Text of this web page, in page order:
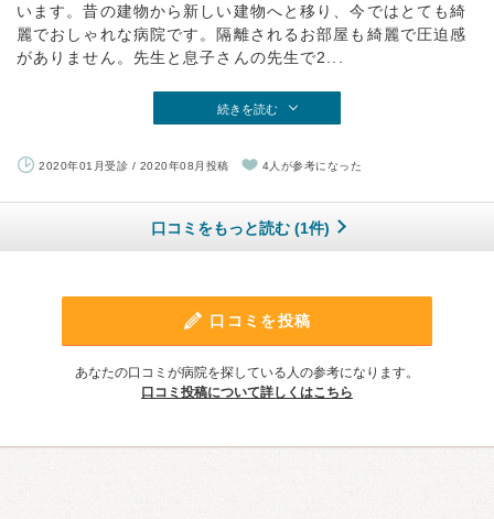
います。昔の建物から新しい建物へと移り、今ではとても綺
麗でおしゃれな病院です。隔離されるお部屋も綺麗で圧迫感
がありません。先生と息子さんの先生で2...
続きを読む
2020年01月受診 / 2020年08月投稿 4人が参考になった
口コミをもっと読む (1件)
口コミを投稿
あなたの口コミが病院を探している人の参考になります。
口コミ投稿について詳しくはこちら